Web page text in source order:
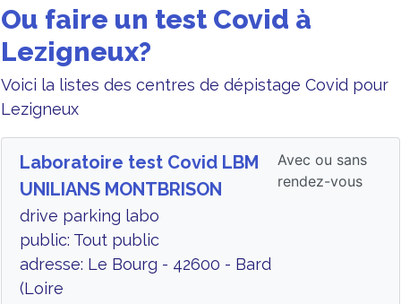
Ou faire un test Covid à
Lezigneux?
Voici la listes des centres de dépistage Covid pour
Lezigneux
Laboratoire test Covid LBM
UNILIANS MONTBRISON
drive parking labo
public: Tout public
adresse: Le Bourg - 42600 - Bard
(Loire
Avec ou sans
rendez-vous